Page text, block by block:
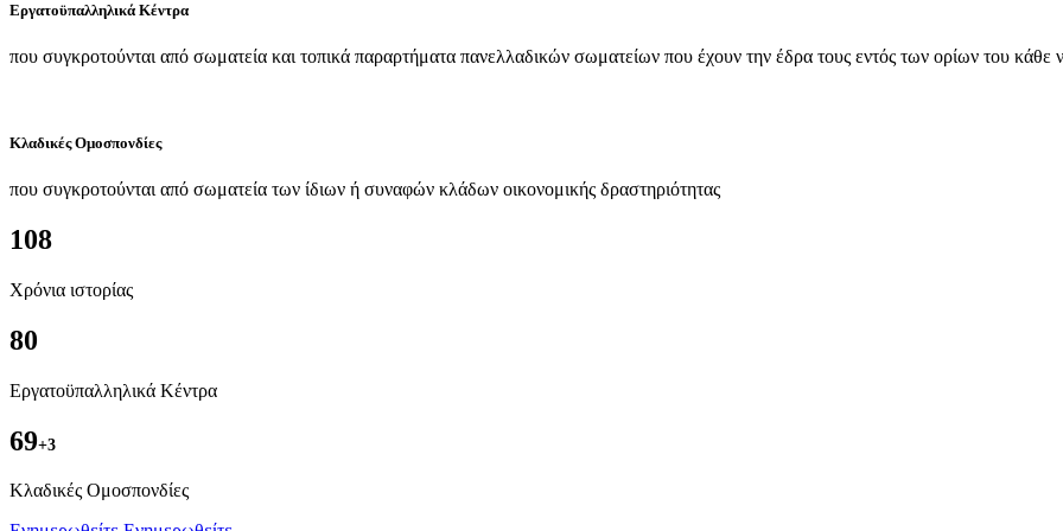
Εργατοϋπαλληλικά Κέντρα
που συγκροτούνται από σωματεία και τοπικά παραρτήματα πανελλαδικών σωματείων που έχουν την έδρα τους εντός των ορίων του κάθε
Κλαδικές Ομοσπονδίες
που συγκροτούνται από σωματεία των ίδιων ή συναφών κλάδων οικονομικής δραστηριότητας
108
Χρόνια ιστορίας
80
Εργατοϋπαλληλικά Κέντρα
69+3
Kλαδικές Ομοσπονδίες